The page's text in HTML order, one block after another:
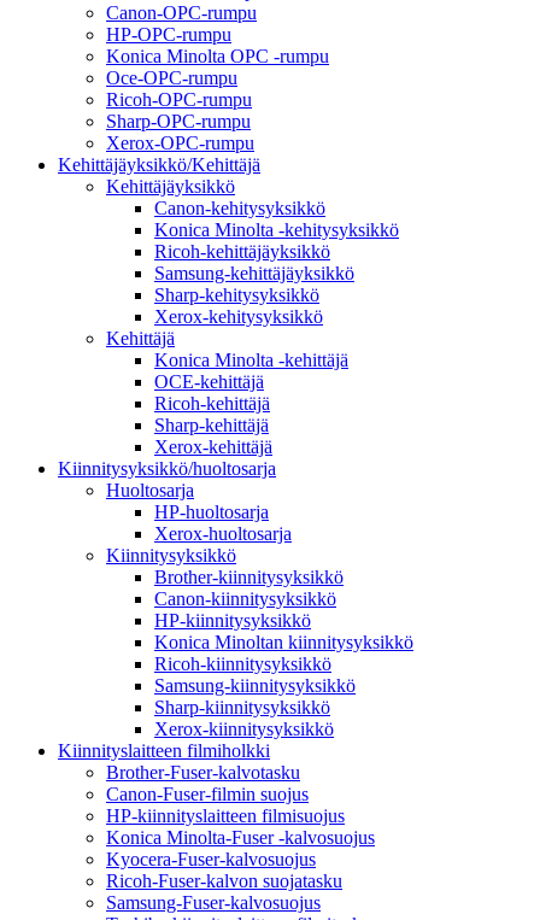
Canon-OPC-rumpu
HP-OPC-rumpu
Konica Minolta OPC -rumpu
Oce-OPC-rumpu
Ricoh-OPC-rumpu
Sharp-OPC-rumpu
Xerox-OPC-rumpu
Kehittäjäyksikkö/Kehittäjä
Kehittäjäyksikkö
Canon-kehitysyksikkö
Konica Minolta -kehitysyksikkö
Ricoh-kehittäjäyksikkö
Samsung-kehittäjäyksikkö
Sharp-kehitysyksikkö
Xerox-kehitysyksikkö
Kehittäjä
Konica Minolta -kehittäjä
OCE-kehittäjä
Ricoh-kehittäjä
Sharp-kehittäjä
Xerox-kehittäjä
Kiinnitysyksikkö/huoltosarja
Huoltosarja
HP-huoltosarja
Xerox-huoltosarja
Kiinnitysyksikkö
Brother-kiinnitysyksikkö
Canon-kiinnitysyksikkö
HP-kiinnitysyksikkö
Konica Minoltan kiinnitysyksikkö
Ricoh-kiinnitysyksikkö
Samsung-kiinnitysyksikkö
Sharp-kiinnitysyksikkö
Xerox-kiinnitysyksikkö
Kiinnityslaitteen filmiholkki
Brother-Fuser-kalvotasku
Canon-Fuser-filmin suojus
HP-kiinnityslaitteen filmisuojus
Konica Minolta-Fuser -kalvosuojus
Kyocera-Fuser-kalvosuojus
Ricoh-Fuser-kalvon suojatasku
Samsung-Fuser-kalvosuojus